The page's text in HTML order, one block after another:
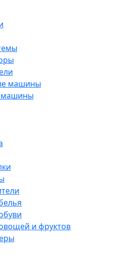
машины
и фруктов